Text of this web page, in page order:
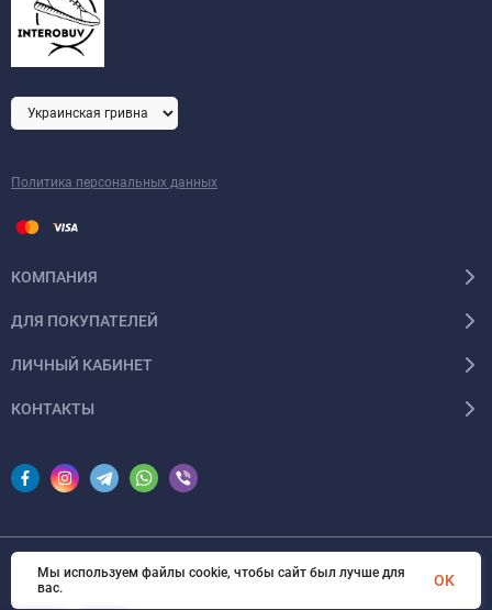
Политика персональных данных
КОМПАНИЯ
ДЛЯ ПОКУПАТЕЛЕЙ
ЛИЧНЫЙ КАБИНЕТ
КОНТАКТЫ
© 2026 InSale. Все права защищены
Мы используем файлы cookie, чтобы сайт был лучше для
вас.
OK